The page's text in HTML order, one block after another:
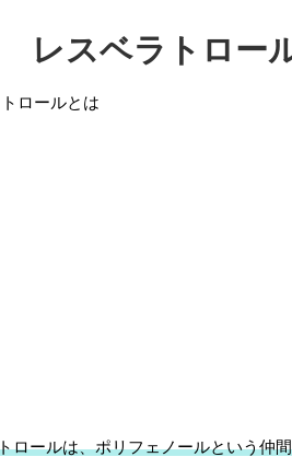
レスベラトロー
ロールは、ポリフェノールという仲